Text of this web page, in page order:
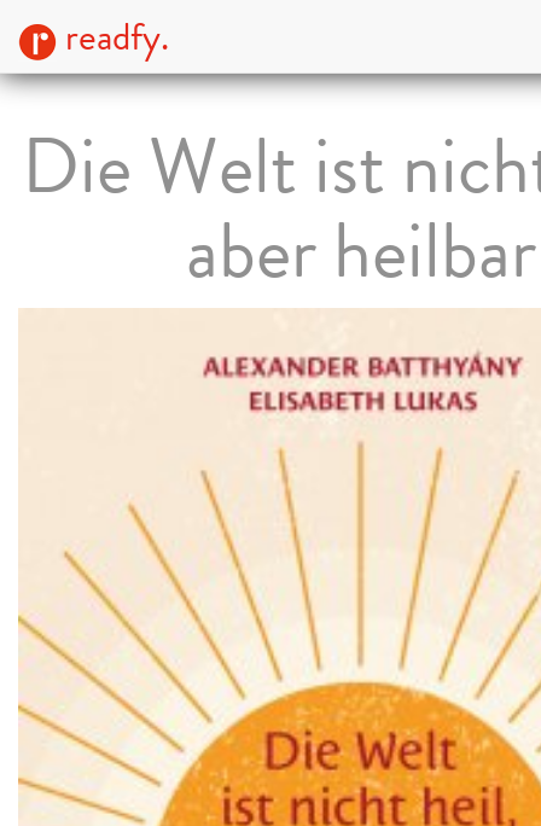
readfy.
Die Welt ist
aber heilbar